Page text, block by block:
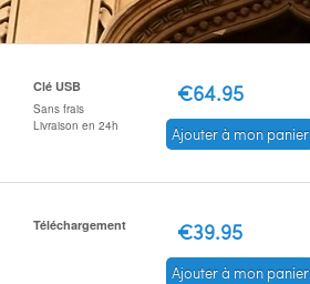
Clé USB
Sans frais
Livraison en 24h
€64.95
Ajouter à mon panier
Téléchargement €39.95
Ajouter à mon panier